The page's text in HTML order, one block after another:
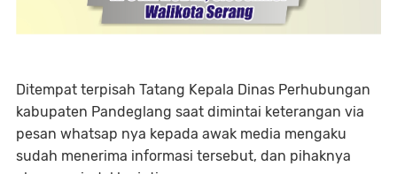
Ditempat terpisah Tatang Kepala Dinas Perhubungan
kabupaten Pandeglang saat dimintai keterangan via
pesan whatsap nya kepada awak media mengaku
sudah menerima informasi tersebut, dan pihaknya